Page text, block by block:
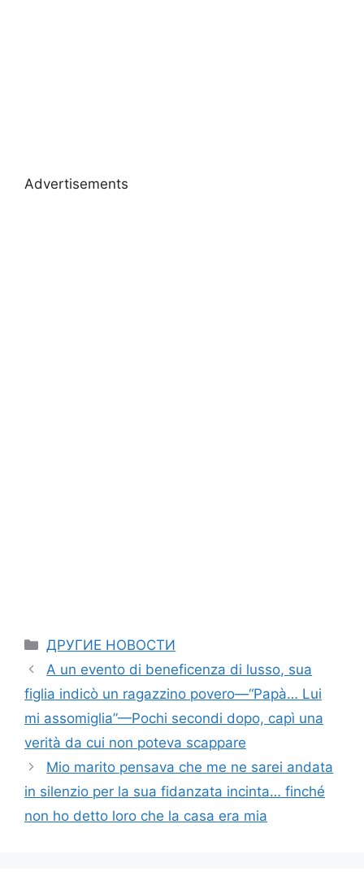
Advertisements
Categories
ДРУГИЕ НОВОСТИ
A un evento di beneficenza di lusso, sua
figlia indicò un ragazzino povero—“Papà… Lui
mi assomiglia”—Pochi secondi dopo, capì una
verità da cui non poteva scappare
Mio marito pensava che me ne sarei andata
in silenzio per la sua fidanzata incinta… finché
non ho detto loro che la casa era mia